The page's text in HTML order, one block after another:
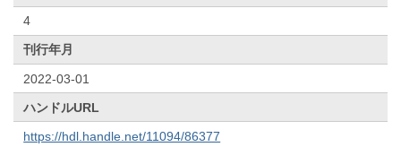
4
刊行年月
2022-03-01
ハンドルURL
https://hdl.handle.net/11094/86377